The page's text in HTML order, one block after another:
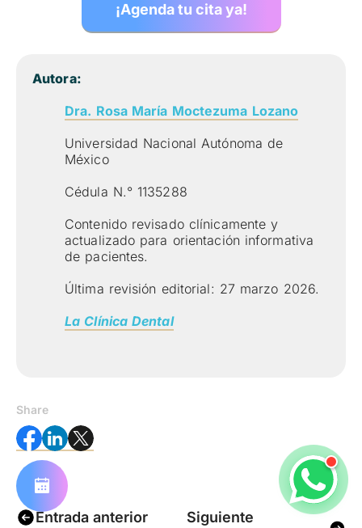
¡Agenda tu cita ya!
Autora:
Dra. Rosa María Moctezuma Lozano
Universidad Nacional Autónoma de
México
Cédula N.° 1135288
Contenido revisado clínicamente y
actualizado para orientación informativa
de pacientes.
Última revisión editorial: 27 marzo 2026.
La Clínica Dental
Share
Entrada anterior Siguiente